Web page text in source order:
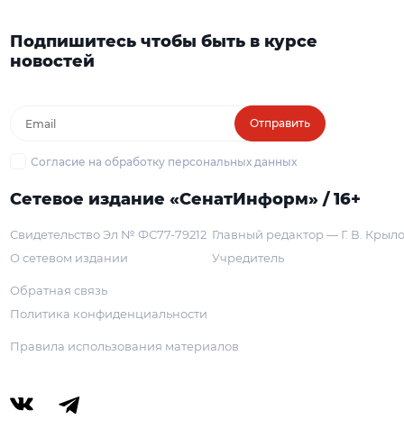
Подпишитесь чтобы быть в курсе
новостей
Отправить
Согласие на обработку персональных данных
Сетевое издание «СенатИнформ» / 16+
Свидетельство Эл № ФС77-79212
О сетевом издании
Главный редактор — Г. В.
Учредитель
Обратная связь
Политика конфиденциальности
Правила использования материалов